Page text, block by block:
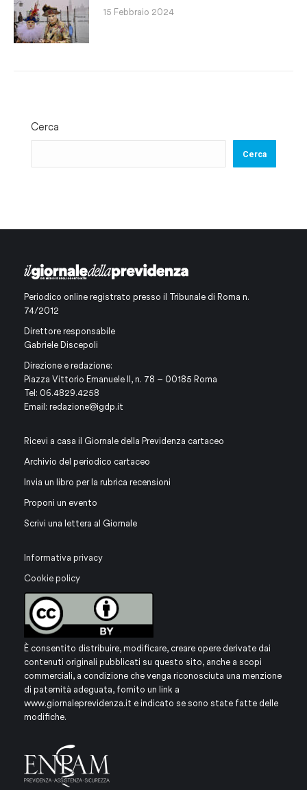
15 Febbraio 2024
Cerca
Cerca
Periodico online registrato presso il Tribunale di Roma n.
74/2012
Direttore responsabile
Gabriele Discepoli
Direzione e redazione:
Piazza Vittorio Emanuele II, n. 78 – 00185 Roma
Tel: 06.4829.4258
Email: redazione@igdp.it
Ricevi a casa il Giornale della Previdenza cartaceo
Archivio del periodico cartaceo
Invia un libro per la rubrica recensioni
Proponi un evento
Scrivi una lettera al Giornale
Informativa privacy
Cookie policy
È consentito distribuire, modificare, creare opere derivate dai
contenuti originali pubblicati su questo sito, anche a scopi
commerciali, a condizione che venga riconosciuta una menzione
di paternità adeguata, fornito un link a
www.giornaleprevidenza.it e indicato se sono state fatte delle
modifiche.